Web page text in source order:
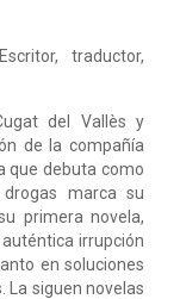
traductor,
del Vallès y
de la compañía
que debuta como
marca su
primera novela,
irrupción
en soluciones
La siguen novelas